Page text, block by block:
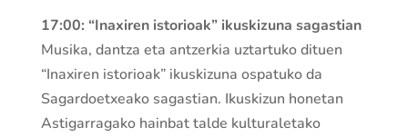
17:00: “Inaxiren istorioak” ikuskizuna sagastian
Musika, dantza eta antzerkia uztartuko dituen
“Inaxiren istorioak” ikuskizuna ospatuko da
Sagardoetxeako sagastian. Ikuskizun honetan
Astigarragako hainbat talde kulturaletako